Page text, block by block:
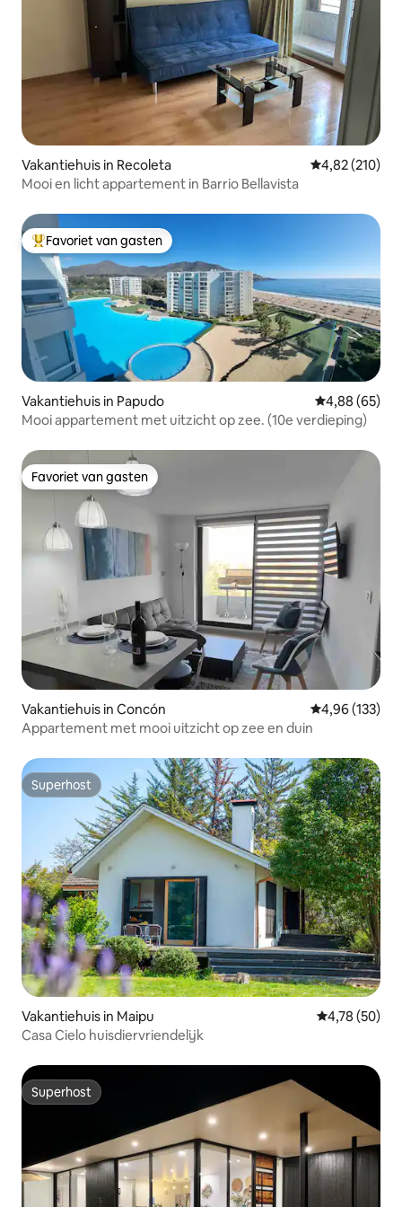
Vakantiehuis in Recoleta Gemiddelde
4,82 (210)
Mooi en licht appartement in Barrio Bellavista
Topfavoriet van gasten
Favoriet van gasten
Vakantiehuis in Papudo Gemiddelde
4,88 (65)
Mooi appartement met uitzicht op zee. (10e verdieping)
Favoriet van gasten
Favoriet van gasten
Vakantiehuis in Concón Gemiddelde
4,96 (133)
Appartement met mooi uitzicht op zee en duin
Superhost
Superhost
Vakantiehuis in Maipu Gemiddelde
4,78 (50)
Casa Cielo huisdiervriendelijk
Superhost
Superhost